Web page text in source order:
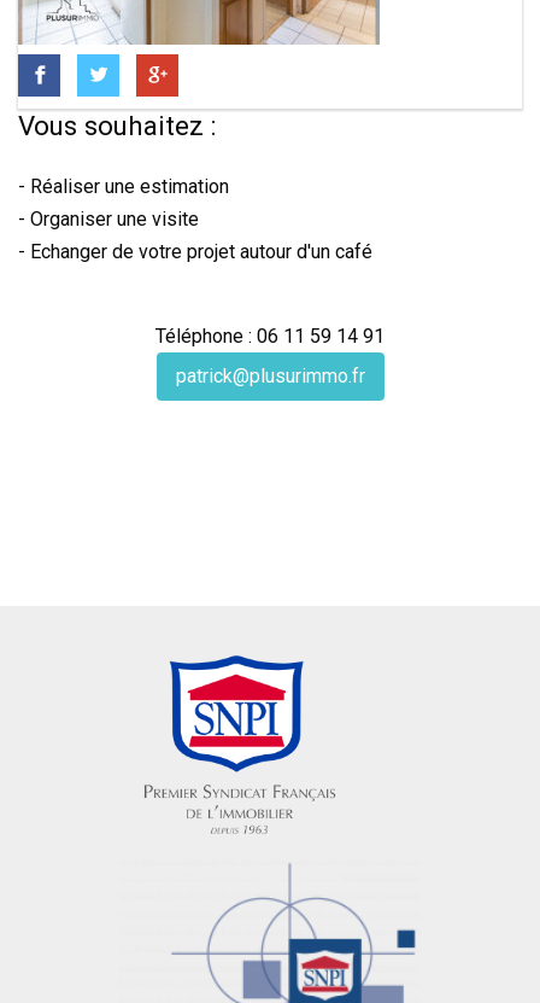
Vous souhaitez :
- Réaliser une estimation
- Organiser une visite
- Echanger de votre projet autour d'un café
Téléphone : 06 11 59 14 91
patrick@plusurimmo.fr